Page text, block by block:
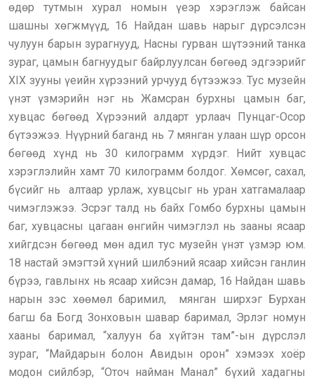
өдөр тутмын хурал номын үеэр хэрэглэж байсан
шашны хөгжмүүд, 16 Найдан шавь нарыг дүрсэлсэн
чулуун барын зурагнууд, Насны гурван шүтээний танка
зураг, цамын багнуудыг байрлуулсан бөгөөд эдгээрийг
XIX зууны үеийн хүрээний урчууд бүтээжээ. Тус музейн
үнэт үзмэрийн нэг нь Жамсран бурхны цамын баг,
хувцас бөгөөд Xүрээний алдарт урлаач Пунцаг-Осор
бүтээжээ. Нүүрний баганд нь 7 мянган улаан шүр орсон
бөгөөд хүнд нь 30 килограмм хүрдэг. Нийт хувцас
хэрэглэлийн хамт 70 килограмм болдог. Хөмсөг, сахал,
бүсийг нь алтаар урлаж, хувцсыг нь уран хатгамалаар
чимэглэжээ. Эсрэг талд нь байх Гомбо бурхны цамын
баг, хувцасны цагаан өнгийн чимэглэл нь зааны ясаар
хийгдсэн бөгөөд мөн адил тус музейн үнэт үзмэр юм.
18 настай эмэгтэй хүний шилбэний ясаар хийсэн ганлин
бүрээ, гавлынх нь ясаар хийсэн дамар, 16 Найдан шавь
нарын зэс хөөмөл баримил, мянган ширхэг Бурхан
багш ба Богд Зонховын шавар баримал, Эрлэг номун
хааны баримал, “халуун ба хүйтэн там”-ын дүрслэл
зураг, “Майдарын болон Авидын орон” хэмээх хоёр
модон сийлбэр, “Оточ найман Манал” бүхий хадагны